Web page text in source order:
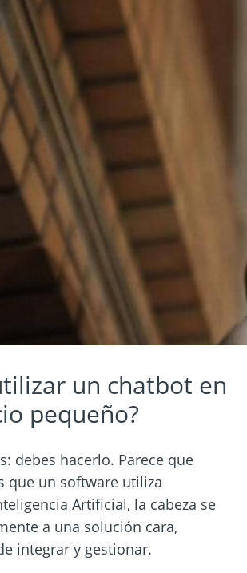
un chatbot en
pequeño?
debes hacerlo. Parece que
que un software utiliza
Artificial, la cabeza se
a una solución cara,
integrar y gestionar.